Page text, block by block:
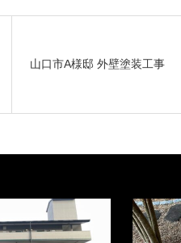
山口市A様邸 外壁塗装工事